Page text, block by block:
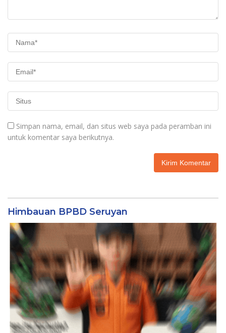
Simpan nama, email, dan situs web saya pada peramban ini
untuk komentar saya berikutnya.
Himbauan BPBD Seruyan